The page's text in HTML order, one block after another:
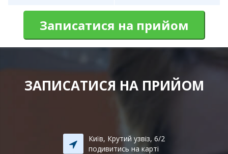
Записатися на прийом
ЗАПИСАТИСЯ НА ПРИЙОМ
Київ, Крутий узвіз, 6/2
подивитись на карті